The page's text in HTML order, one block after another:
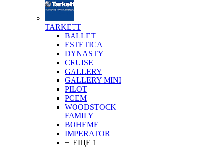
TARKETT
BALLET
ESTETICA
DYNASTY
CRUISE
GALLERY
GALLERY MINI
PILOT
POEM
WOODSTOCK
FAMILY
BOHEME
IMPERATOR
+ ЕЩЕ 1